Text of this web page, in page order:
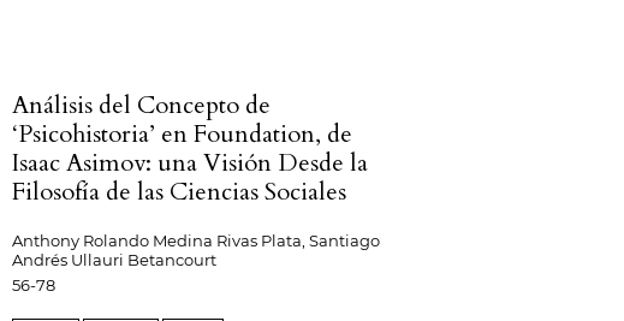
Análisis del Concepto de
‘Psicohistoria’ en Foundation, de
Isaac Asimov: una Visión Desde la
Filosofía de las Ciencias Sociales
Anthony Rolando Medina Rivas Plata, Santiago
Andrés Ullauri Betancourt
56-78